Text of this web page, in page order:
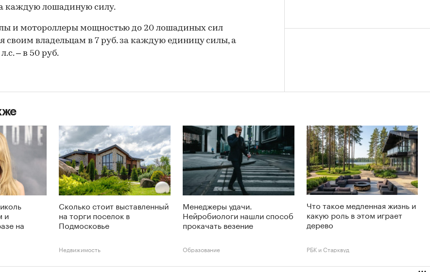
каждую лошадиную силу.
и мотороллеры мощностью до 20 лошадиных сил
своим владельцам в 7 руб. за каждую единицу силы, а
– в 50 руб.
и
на
Сколько стоит выставленный
на торги поселок в
Подмосковье
Недвижимость
Менеджеры удачи.
Нейробиологи нашли способ
прокачать везение
Образование
Что такое медленная жизнь и
какую роль в этом играет
дерево
РБК и Старквуд